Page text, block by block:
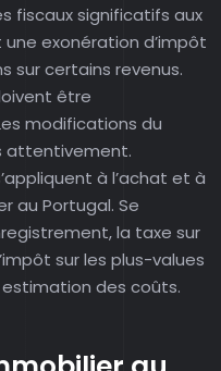
fiscaux significatifs aux
exonération d’impôt
sur certains revenus.
être
modifications du
attentivement.
à l’achat et à
au Portugal. Se
la taxe sur
sur les plus-values
des coûts.